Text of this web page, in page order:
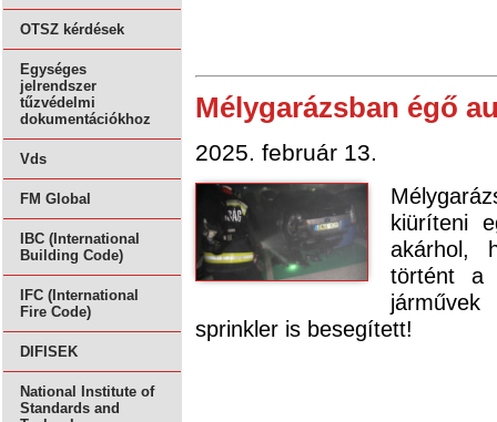
OTSZ kérdések
Egységes
jelrendszer
tűzvédelmi
dokumentációkhoz
Vds
FM Global
IBC (International
Building Code)
IFC (International
Fire Code)
DIFISEK
National Institute of
Standards and
Mélygarázsban égő
2025. február 13.
kiüríteni
akárhol,
történt a
sprinkler is besegített!